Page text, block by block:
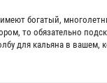
богатый,
то обязательно
для кальяна в вашем,